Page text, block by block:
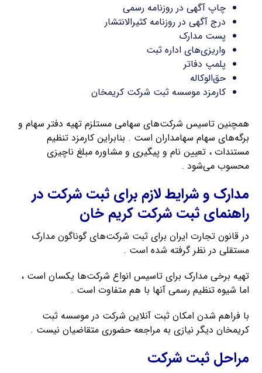
چاپ آگهی در روزنامه رسمی
درج آگهی در روزنامه کثیرالانتشار
پست مدارک
واریزی‌های اداره ثبت
پلمپ دفاتر
حق‌الوکاله
کارمزد موسسه ثبت شرکت کریمخان
همچنین تاسیس شرکت‌های سهامی مستلزم تهیه دفتر سهام و
برگه‌های سهام سهامداران است . بنابراین کارمزد تنظیم
مستندات ، تعیین نام و پیگیری و مشاوره مبلغ ناچیزی
محسوب می‌شود .
مدارک و شرایط لازم برای ثبت شرکت در
راهنمای ثبت شرکت کریم خان
در قانون تجارت ایران برای ثبت شرکت‌های گوناگون مدارک
مستقلی در نظر گرفته شده است .
تهیه برخی مدارک برای تاسیس انواع شرکت‌ها یکسان است ،
اما شیوه تنظیم رسمی آنها با هم متفاوت است .
با فراهم شدن امکان ثبت آنلاین شرکت در موسسه ثبت
کریمخان دیگر نیازی به مراجعه حضوری متقاضیان نیست .
مراحل ثبت شرکت